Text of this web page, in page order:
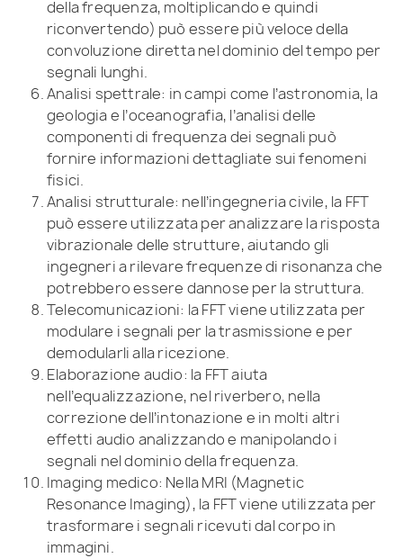
della frequenza, moltiplicando e quindi
riconvertendo) può essere più veloce della
convoluzione diretta nel dominio del tempo per
segnali lunghi.
Analisi spettrale: in campi come l’astronomia, la
geologia e l’oceanografia, l’analisi delle
componenti di frequenza dei segnali può
fornire informazioni dettagliate sui fenomeni
fisici.
Analisi strutturale: nell’ingegneria civile, la FFT
può essere utilizzata per analizzare la risposta
vibrazionale delle strutture, aiutando gli
ingegneri a rilevare frequenze di risonanza che
potrebbero essere dannose per la struttura.
Telecomunicazioni: la FFT viene utilizzata per
modulare i segnali per la trasmissione e per
demodularli alla ricezione.
Elaborazione audio: la FFT aiuta
nell’equalizzazione, nel riverbero, nella
correzione dell’intonazione e in molti altri
effetti audio analizzando e manipolando i
segnali nel dominio della frequenza.
Imaging medico: Nella MRI (Magnetic
Resonance Imaging), la FFT viene utilizzata per
trasformare i segnali ricevuti dal corpo in
immagini.